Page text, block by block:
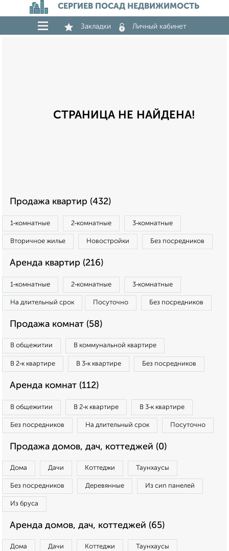
СЕРГИЕВ ПОСАД НЕДВИЖИМОСТЬ
Закладки Личный кабинет
СТРАНИЦА НЕ НАЙДЕНА!
Продажа квартир (432)
1‑комнатные 2‑комнатные 3‑комнатные
Вторичное жилье Новостройки Без посредников
Аренда квартир (216)
1‑комнатные 2‑комнатные 3‑комнатные
На длительный срок Посуточно Без посредников
Продажа комнат (58)
В общежитии В коммунальной квартире
В 2‑к квартире В 3‑к квартире Без посредников
Аренда комнат (112)
В общежитии В 2‑к квартире В 3‑к квартире
Без посредников На длительный срок Посуточно
Продажа домов, дач, коттеджей (0)
Дома Дачи Коттеджи Таунхаусы
Без посредников Деревянные Из сип панелей
Из бруса
Аренда домов, дач, коттеджей (65)
Дома Дачи Коттеджи Таунхаусы